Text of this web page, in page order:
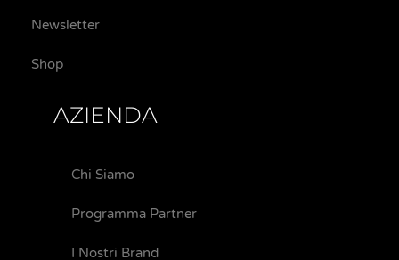
Newsletter
Shop
AZIENDA
Chi Siamo
Programma Partner
I Nostri Brand